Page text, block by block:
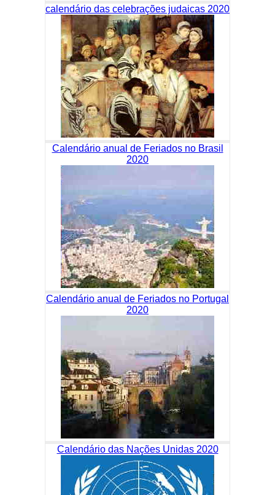
calendário das celebrações judaicas 2020
Calendário anual de Feriados no Brasil
2020
Calendário anual de Feriados no Portugal
2020
Calendário das Nações Unidas 2020